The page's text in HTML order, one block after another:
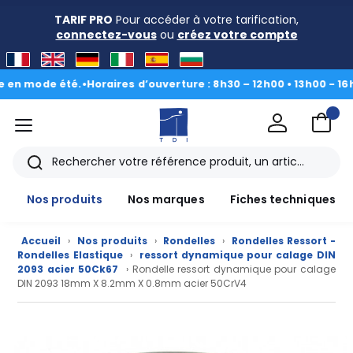
TARIF PRO Pour accéder à votre tarification,
connectez-vousou créez votre compte
été.•Horaires d’ouverture : 8h30 – 12h00 • 13h00 - 16h30| Du
menu
Rechercher
Nos produits
Nos marques Fiches techniques
Accueil › Nos produits › Rondelles › Rondelles Ressort -
Rondelles Elastique
› ressort dynamique pour calage DIN
2093 acier 50Ck67
› Rondelle ressort dynamique pour calage
DIN 2093 18mm X 8.2mm X 0.8mm acier 50CrV4